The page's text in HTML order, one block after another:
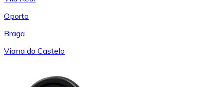
Oporto
Braga
Viana do Castelo